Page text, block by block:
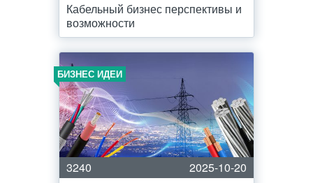
Кабельный бизнес перспективы и
возможности
БИЗНЕС ИДЕИ
3240
2025-10-20